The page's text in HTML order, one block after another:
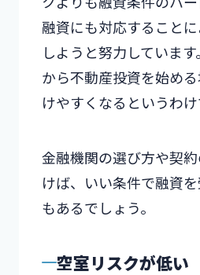
融資にも対応すること
しようと努力していま
から不動産投資を始め
けやすくなるというわけ
金融機関の選び方や契
けば、いい条件で融資
もあるでしょう。
空室リスクが低い